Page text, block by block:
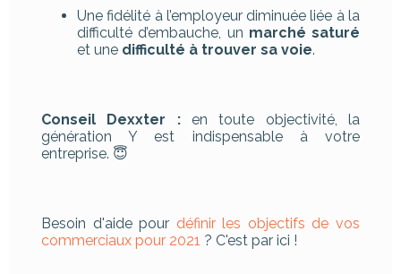
Une fidélité à l’employeur diminuée liée à la
difficulté d’embauche, un marché saturé
et une difficulté à trouver sa voie.
Conseil Dexxter : en toute objectivité, la
génération Y est indispensable à votre
entreprise. 😇
Besoin d'aide pour définir les objectifs de vos
commerciaux pour 2021 ? C'est par ici !